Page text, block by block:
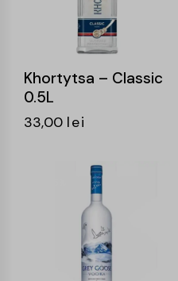
Khortytsa – Classic
0.5L
33,00 lei